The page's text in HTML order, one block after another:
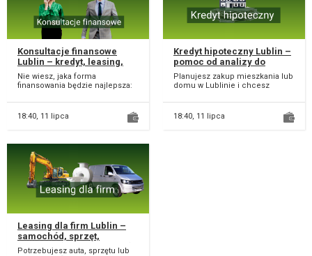
Konsultacje finansowe
Lublin – kredyt, leasing,
plan spłaty i analiza
kosztów
Nie wiesz, jaka forma
finansowania będzie najlepsza:
wariant? W Bezpiec...
18:40, 11 lipca
Kredyt hipoteczny Lublin –
pomoc od analizy do
decyzji banku
Planujesz zakup mieszkania lub
domu w Lublinie i chcesz
proces? W Bezpi...
18:40, 11 lipca
Leasing dla firm Lublin –
samochód, sprzęt,
maszyny (szybka analiza)
Potrzebujesz auta, sprzętu lub